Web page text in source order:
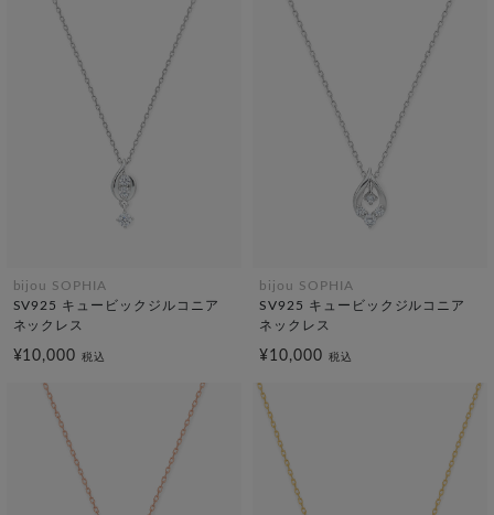
bijou SOPHIA
SV925 キュービックジルコニア
ネックレス
¥10,000税込
bijou SOPHIA
SV925 キュービックジルコニア
ネックレス
¥10,000 税込